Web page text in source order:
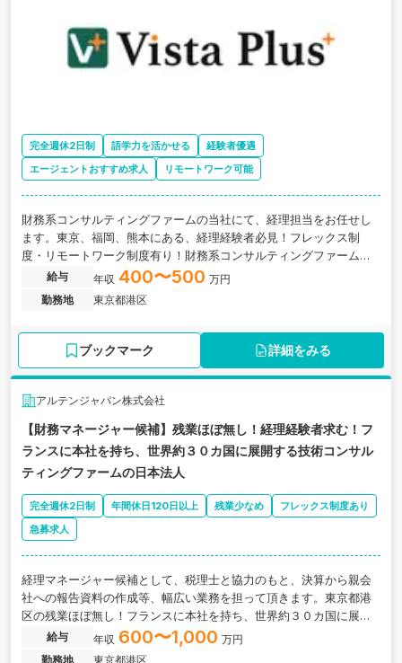
完全週休2日制 語学力を活かせる
経験者優遇
エージェントおすすめ求人
リモートワーク可能
財務系コンサルティングファームの当社にて、経理担当をお任せし
ます。東京、福岡、熊本にある、経理経験者必見！フレックス制
度・リモートワーク制度有り！財務系コンサルティングファームの
求人です。
給与 年収 400〜500 万円
勤務地
東京都港区
ブックマーク 詳細をみる
アルテンジャパン株式会社
【財務マネージャー候補】残業ほぼ無し！経理経験者求む！フ
ランスに本社を持ち、世界約３０カ国に展開する技術コンサル
ティングファームの日本法人
完全週休2日制 年間休日120日以上 残業少なめ
フレックス制度あり
急募求人
経理マネージャー候補として、税理士と協力のもと、決算から親会
社への報告資料の作成等、幅広い業務を担って頂きます。東京都港
区の残業ほぼ無し！フランスに本社を持ち、世界約３０カ国に展開
する技術コンサルティングファームの日本法人の求人です。
給与 年収 600〜1,000 万円
勤務地
東京都港区